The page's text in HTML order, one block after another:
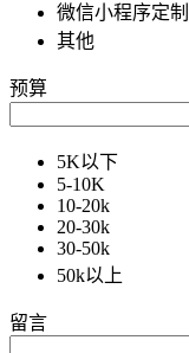
微信小程序定制
其他
预算
5K以下
5-10K
10-20k
20-30k
30-50k
50k以上
留言